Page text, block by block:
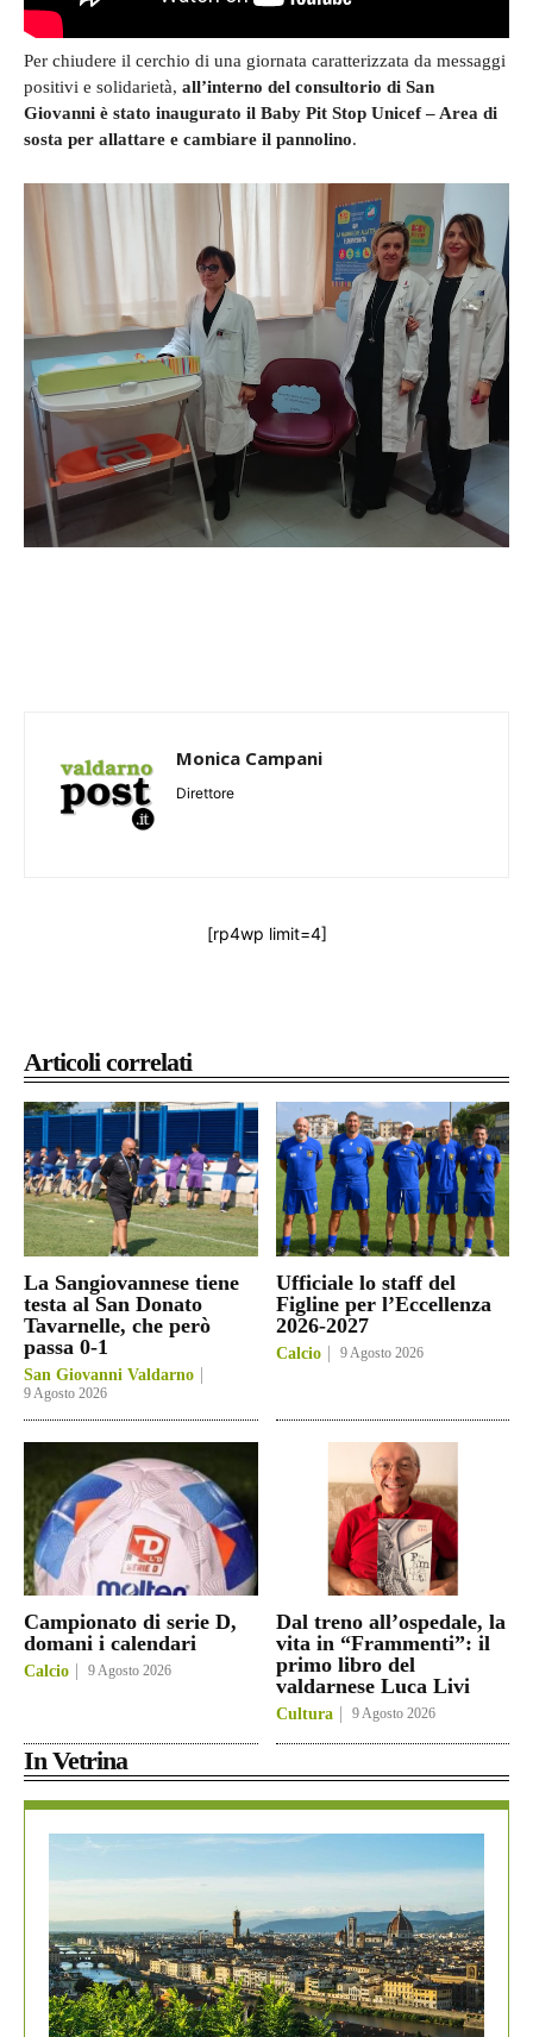
Articoli correlati
La Sangiovannese tiene
testa al San Donato
Tavarnelle, che però
passa 0-1
San Giovanni Valdarno
9 Agosto 2026
Ufficiale lo staff del
Figline per l’Eccellenza
2026-2027
Calcio 9 Agosto 2026
Campionato di serie D,
domani i calendari
Calcio 9 Agosto 2026
Dal treno all’ospedale, la
vita in “Frammenti”: il
primo libro del
valdarnese Luca Livi
Cultura 9 Agosto 2026
In Vetrina
Per chiudere il cerchio di una giornata caratterizzata da messaggi
positivi e solidarietà, all’interno del consultorio di San
Giovanni è stato inaugurato il Baby Pit Stop Unicef – Area di
sosta per allattare e cambiare il pannolino.
Monica Campani
Direttore
[rp4wp limit=4]